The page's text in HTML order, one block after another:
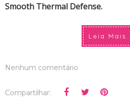
Smooth Thermal Defense.
Leia Mais...
Nenhum comentário
Compartilhar: